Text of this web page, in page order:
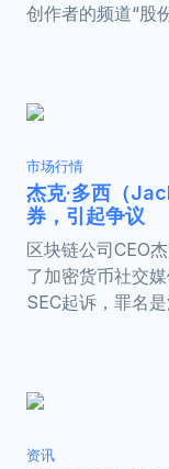
创作者的频道“股
市场行情
杰克·多西（
券，引起争议
区块链公司CEO
了加密货币社交
SEC起诉，罪名
资讯